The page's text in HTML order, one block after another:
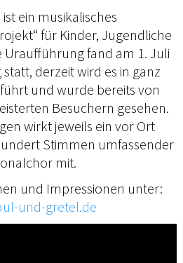
ist ein musikalisches
für Kinder, Jugendliche
Uraufführung fand am 1. Juli
derzeit wird es in ganz
und wurde bereits von
Besuchern gesehen.
wirkt jeweils ein vor Ort
Stimmen umfassender
mit.
und Impressionen unter:
und-gretel.de